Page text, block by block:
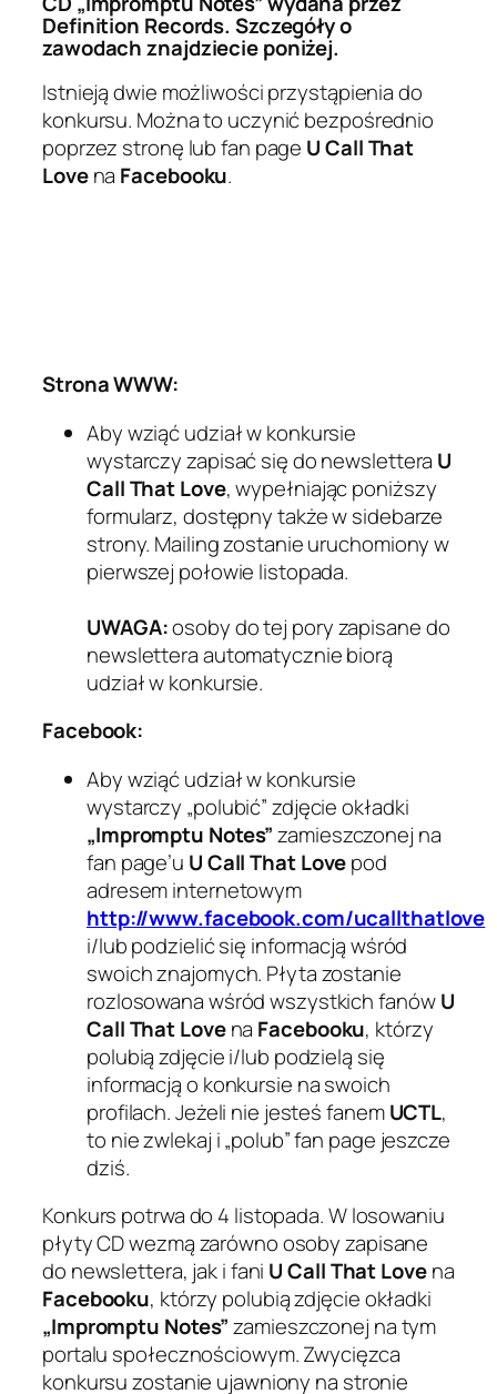
Definition Records. Szczegóły o
zawodach znajdziecie poniżej.
Istnieją dwie możliwości przystąpienia do
konkursu. Można to uczynić bezpośrednio
poprzez stronę lub fan page U Call That
Lovena Facebooku.
Strona WWW:
Aby wziąć udział w konkursie
wystarczy zapisać się do newslettera U
Call That Love, wypełniając poniższy
formularz, dostępny także w sidebarze
strony. Mailing zostanie uruchomiony w
pierwszej połowie listopada.
UWAGA:osoby do tej pory zapisane do
newslettera automatycznie biorą
udział w konkursie.
Facebook:
Aby wziąć udział w konkursie
wystarczy „polubić” zdjęcie okładki
„Impromptu Notes”zamieszczonej na
fan page’u U Call That Lovepod
adresem internetowym
http://www.facebook.com/ucallthatlove
i/lub podzielić się informacją wśród
swoich znajomych. Płyta zostanie
rozlosowana wśród wszystkich fanówU
Call That Lovena Facebooku, którzy
polubią zdjęcie i/lub podzielą się
informacją o konkursie na swoich
profilach. Jeżeli nie jesteś fanemUCTL,
to nie zwlekaj i „polub” fan page jeszcze
dziś.
Konkurs potrwa do 4 listopada. W losowaniu
płyty CD wezmą zarówno osoby zapisane
do newslettera, jak i fani U Call That Lovena
Facebooku, którzy polubią zdjęcie okładki
„Impromptu Notes”zamieszczonej na tym
portalu społecznościowym. Zwycięzca
konkursu zostanie ujawniony na stronie